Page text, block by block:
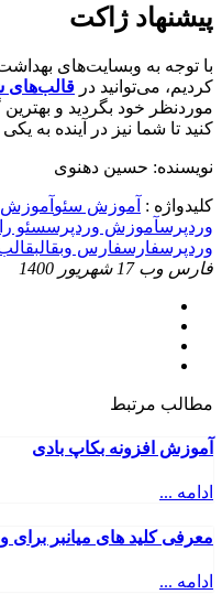
پیشنهاد ژاکت
با توجه به وبسایت‌های
کردیم، می‌توانید در قالب‌های
موردنظر خود بگردید و بهترین
کنید تا شما نیز در آینده به
نویسنده: حسین دهنوی
کلیدواژه : آموزش سئو
وردپرسآموزش وردپرسسئو
وردپرسفارسفارس وبقالب
فارس وب 17 شهریور 1400
مطالب مرتبط
آموزش افزونه بکاپ بادی
ادامه ...
معرفی کلید های میانبر برای
ادامه ...